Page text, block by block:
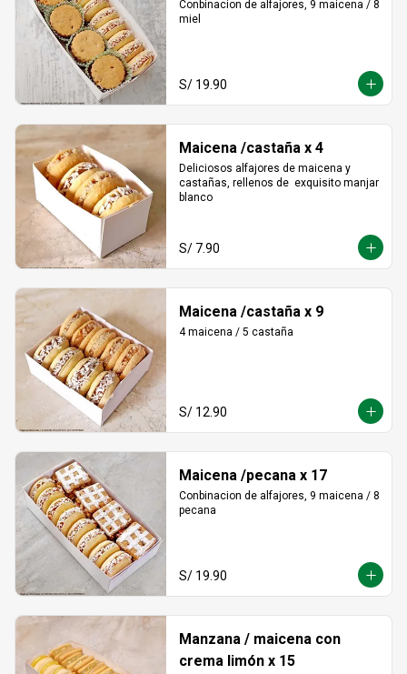
Conbinacion de alfajores, 9 maicena / 8
miel
S/ 19.90
Maicena /castaña x 4
Deliciosos alfajores de maicena y
castañas, rellenos de  exquisito manjar
blanco
S/ 7.90
Maicena /castaña x 9
4 maicena / 5 castaña
S/ 12.90
Maicena /pecana x 17
Conbinacion de alfajores, 9 maicena / 8
pecana
S/ 19.90
Manzana / maicena con
crema limón x 15